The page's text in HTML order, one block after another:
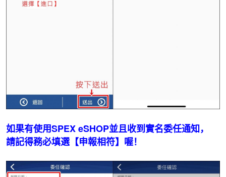
如果有使用SPEX eSHOP並且收到實名委任通知，
請記得務必填選【申報相符】喔！